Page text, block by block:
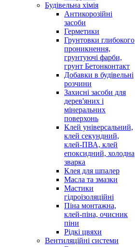
Будівельна хімія
Антикорозійні
засоби
Герметики
Грунтовки глибокого
проникнення,
грунтуючі фарби,
грунт Бетонконтакт
Добавки в будівельні
розчини
Захисні засоби для
дерев'яних і
мінеральних
поверхонь
Клей універсальний,
клей секундний,
клей-ПВА, клей
епоксидний, холодна
зварка
Клея для шпалер
Масла та змазки
Мастики
гідроізоляційні
Піна монтажна,
клей-піна, очисник
піни
Рідкі цвяхи
Вентиляційні системи